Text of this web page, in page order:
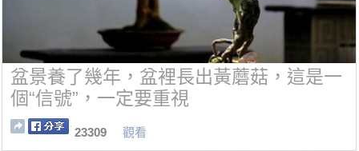
盆景養了幾年，盆裡長出黃蘑菇，這是一
個“信號”，一定要重視
23309 觀看